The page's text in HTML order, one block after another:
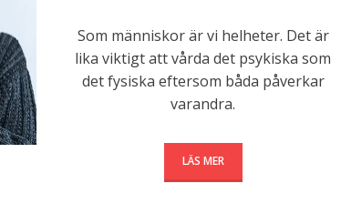
Som människor är vi helheter. Det är
lika viktigt att vårda det psykiska som
det fysiska eftersom båda påverkar
varandra.
LÄS MER